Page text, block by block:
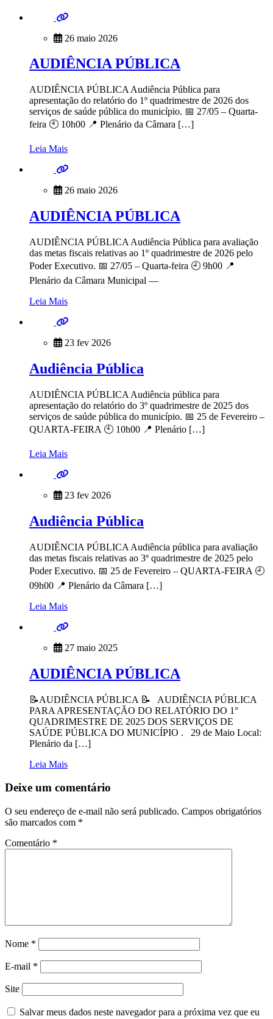
26 maio 2026
AUDIÊNCIA PÚBLICA
AUDIÊNCIA PÚBLICA Audiência Pública para
apresentação do relatório do 1º quadrimestre de 2026 dos
serviços de saúde pública do município. 📅 27/05 – Quarta-
feira 🕙 10h00 📍 Plenário da Câmara […]
Leia Mais
26 maio 2026
AUDIÊNCIA PÚBLICA
AUDIÊNCIA PÚBLICA Audiência Pública para avaliação
das metas fiscais relativas ao 1º quadrimestre de 2026 pelo
Poder Executivo. 📅 27/05 – Quarta-feira 🕘 9h00 📍
Plenário da Câmara Municipal —
Leia Mais
23 fev 2026
Audiência Pública
AUDIÊNCIA PÚBLICA Audiência pública para
apresentação do relatório do 3º quadrimestre de 2025 dos
serviços de saúde pública do município. 📅 25 de Fevereiro –
QUARTA-FEIRA 🕙 10h00 📍 Plenário […]
Leia Mais
23 fev 2026
Audiência Pública
AUDIÊNCIA PÚBLICA Audiência pública para avaliação
das metas fiscais relativas ao 3º quadrimestre de 2025 pelo
Poder Executivo. 📅 25 de Fevereiro – QUARTA-FEIRA 🕘
09h00 📍 Plenário da Câmara […]
Leia Mais
27 maio 2025
AUDIÊNCIA PÚBLICA
📝AUDIÊNCIA PÚBLICA 📝 AUDIÊNCIA PÚBLICA
PARA APRESENTAÇÃO DO RELATÓRIO DO 1°
QUADRIMESTRE DE 2025 DOS SERVIÇOS DE
SAÚDE PÚBLICA DO MUNICÍPIO . 29 de Maio Local:
Plenário da […]
Leia Mais
Deixe um comentário
O seu endereço de e-mail não será publicado. Campos obrigatórios
são marcados com *
Comentário *
Nome *
E-mail *
Site
Salvar meus dados neste navegador para a próxima vez que eu